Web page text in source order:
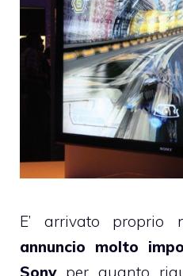
E’ arrivato proprio
annuncio molto
Sonyper quanto